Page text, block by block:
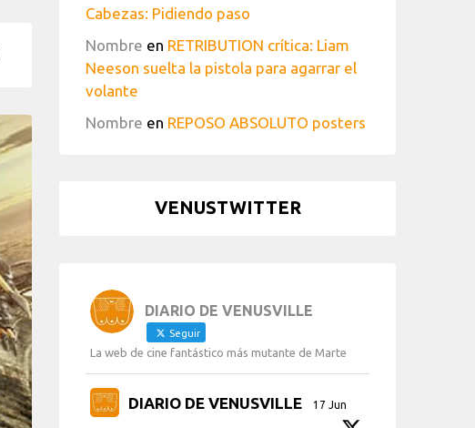
Cabezas: Pidiendo paso
Nombre en RETRIBUTION crítica: Liam
Neeson suelta la pistola para agarrar el
volante
Nombre en REPOSO ABSOLUTO posters
VENUSTWITTER
DIARIO DE VENUSVILLE
Seguir
La web de cine fantástico más mutante de Marte
DIARIO DE VENUSVILLE 17 Jun